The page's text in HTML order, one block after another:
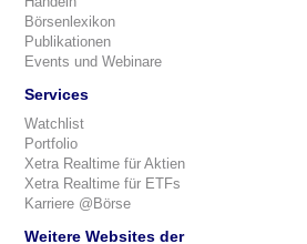
Börsenlexikon
Publikationen
Events und Webinare
Services
Watchlist
Portfolio
Xetra Realtime für Aktien
Xetra Realtime für ETFs
Karriere @Börse
Weitere Websites der